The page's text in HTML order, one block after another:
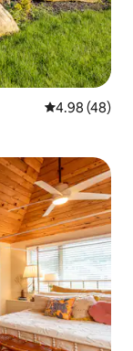
Meánrátáil
4.98 (48)